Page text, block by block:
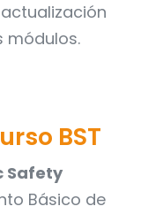
módulos.
BST
Safety
Básico de